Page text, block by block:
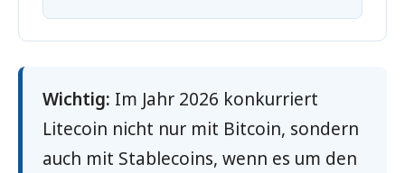
Wichtig: Im Jahr 2026 konkurriert
Litecoin nicht nur mit Bitcoin, sondern
auch mit Stablecoins, wenn es um den